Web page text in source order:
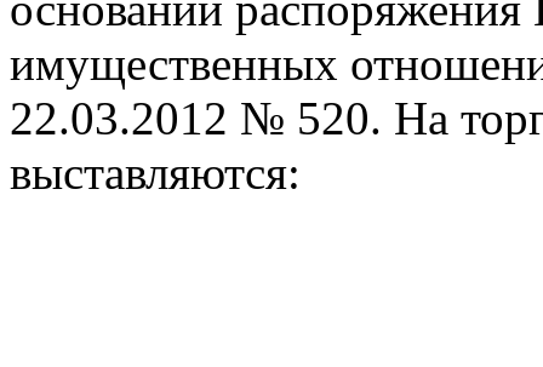
имущественных
22.03.2012 № 520. На
выставляются: